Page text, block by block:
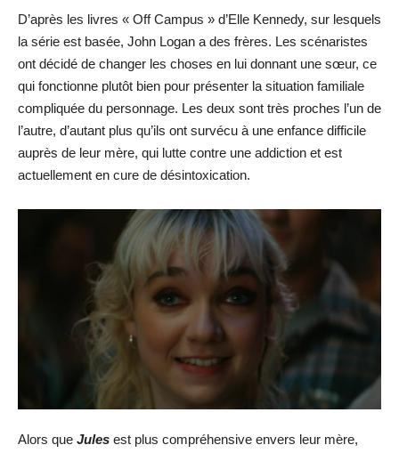
D’après les livres « Off Campus » d’Elle Kennedy, sur lesquels
la série est basée, John Logan a des frères. Les scénaristes
ont décidé de changer les choses en lui donnant une sœur, ce
qui fonctionne plutôt bien pour présenter la situation familiale
compliquée du personnage. Les deux sont très proches l’un de
l’autre, d’autant plus qu’ils ont survécu à une enfance difficile
auprès de leur mère, qui lutte contre une addiction et est
actuellement en cure de désintoxication.
Alors que Jules est plus compréhensive envers leur mère,